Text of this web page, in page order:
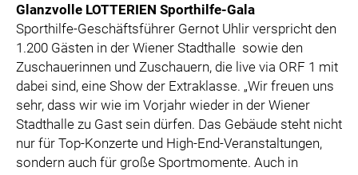
Glanzvolle LOTTERIEN Sporthilfe-Gala
Sporthilfe-Geschäftsführer Gernot Uhlir verspricht den
1.200 Gästen in der Wiener Stadthalle sowie den
Zuschauerinnen und Zuschauern, die live via ORF 1 mit
dabei sind, eine Show der Extraklasse. „Wir freuen uns
sehr, dass wir wie im Vorjahr wieder in der Wiener
Stadthalle zu Gast sein dürfen. Das Gebäude steht nicht
nur für Top-Konzerte und High-End-Veranstaltungen,
sondern auch für große Sportmomente. Auch in